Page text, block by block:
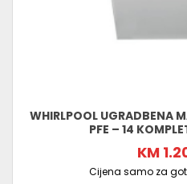
WHIRLPOOL UGRADBENA
PFE – 14
KM
Cijena samo za